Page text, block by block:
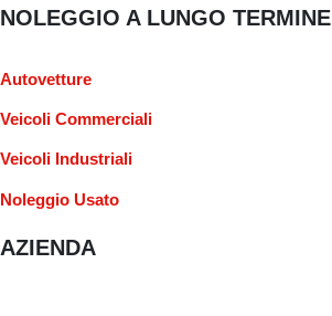
NOLEGGIO A LUNGO TERMINE
Autovetture
Veicoli Commerciali
Veicoli Industriali
Noleggio Usato
AZIENDA